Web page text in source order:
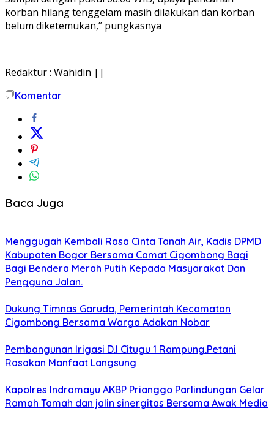
korban hilang tenggelam masih dilakukan dan korban
belum diketemukan,” pungkasnya
Redaktur : Wahidin ||
Komentar
Baca Juga
Menggugah Kembali Rasa Cinta Tanah Air, Kadis DPMD
Kabupaten Bogor Bersama Camat Cigombong Bagi
Bagi Bendera Merah Putih Kepada Masyarakat Dan
Pengguna Jalan.
Dukung Timnas Garuda, Pemerintah Kecamatan
Cigombong Bersama Warga Adakan Nobar
Pembangunan Irigasi D.I Citugu 1 Rampung.Petani
Rasakan Manfaat Langsung
Kapolres Indramayu AKBP Prianggo Parlindungan Gelar
Ramah Tamah dan jalin sinergitas Bersama Awak Media